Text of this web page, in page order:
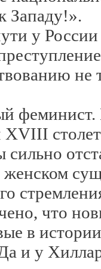
Западу!».
у
не
феминист.
XVIII
сильно
что
в
и у